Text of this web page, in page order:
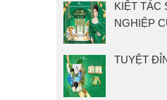
KIỆT TÁC
NGHIỆP
TUYỆT